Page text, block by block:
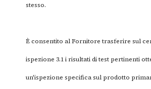
stesso.
È consentito al Fornitore trasferire sul
ispezione 3.1 i risultati di test pertinenti
un'ispezione specifica sul prodotto